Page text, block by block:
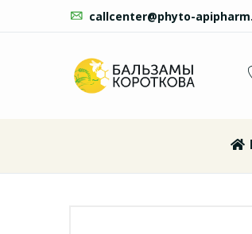
callcenter@phyto-